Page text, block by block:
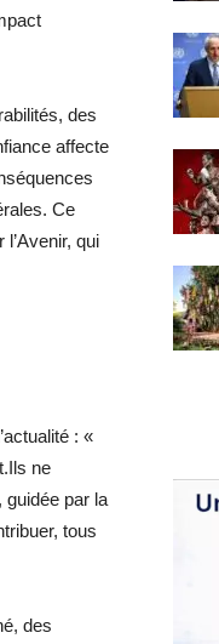
des
affecte
Ce
qui
: «
ne
guidée par la
tous
des